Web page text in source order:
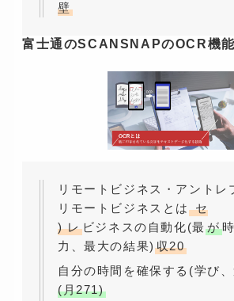
壁
富士通のSCANSNAPのOCR機能
リモートビジネス・アントレ
リモートビジネスとはセ
) レビジネスの自動化(最 が
力、最大の結果) 収20
自分の時間を確保する(学び
(月271)